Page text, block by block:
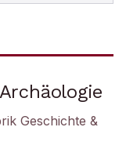
Geschichte &